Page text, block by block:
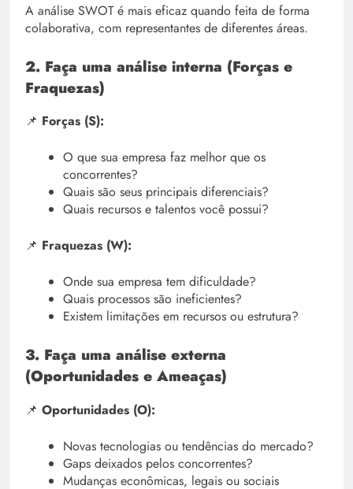
A análise SWOT é mais eficaz quando feita de forma
colaborativa, com representantes de diferentes áreas.
2. Faça uma análise interna (Forças e
Fraquezas)
📌 Forças (S):
O que sua empresa faz melhor que os
concorrentes?
Quais são seus principais diferenciais?
Quais recursos e talentos você possui?
📌 Fraquezas (W):
Onde sua empresa tem dificuldade?
Quais processos são ineficientes?
Existem limitações em recursos ou estrutura?
3. Faça uma análise externa
(Oportunidades e Ameaças)
📌 Oportunidades (O):
Novas tecnologias ou tendências do mercado?
Gaps deixados pelos concorrentes?
Mudanças econômicas, legais ou sociais